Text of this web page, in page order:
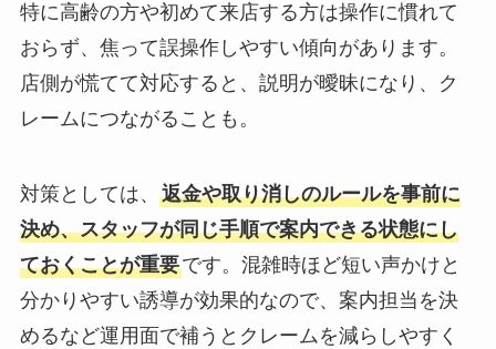
特に高齢の方や初めて来店する方は操作に慣れて
おらず、焦って誤操作しやすい傾向があります。
店側が慌てて対応すると、説明が曖昧になり、ク
レームにつながることも。
対策としては、 返金や取り消しのルールを事前に
決め、スタッフが同じ手順で案内できる状態にし
ておくことが重要です。混雑時ほど短い声かけと
分かりやすい誘導が効果的なので、案内担当を決
めるなど運用面で補うとクレームを減らしやすく